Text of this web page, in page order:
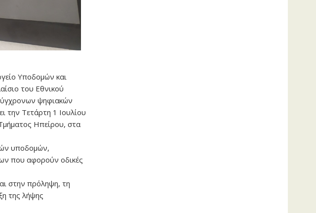
Υποδομών και
του Εθνικού
ψηφιακών
την Τετάρτη 1 Ιουλίου
Ηπείρου, στα
υποδομών,
που αφορούν οδικές
στην πρόληψη, τη
της λήψης